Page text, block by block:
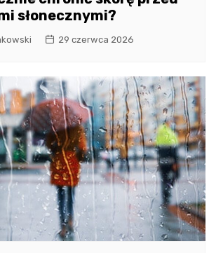
słonecznymi?
29 czerwca 2026